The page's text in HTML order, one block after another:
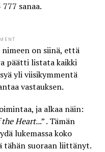
sanaa.
on siinä, että
päätti listata kaikki
yli viisikymmentä
vastauksen.
ja alkaa näin:
Heart...” . Tämän
lukemassa koko
tähän suoraan liittänyt.